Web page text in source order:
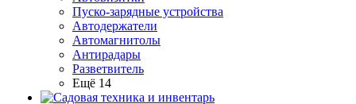
Пуско-зарядные устройства
Автодержатели
Автомагнитолы
Антирадары
Разветвитель
Ещё 14